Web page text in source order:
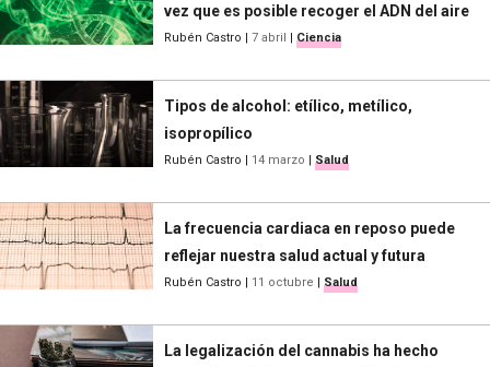
vez que es posible recoger el ADN del aire
Rubén Castro | 7 abril | Ciencia
Tipos de alcohol: etílico, metílico,
isopropílico
Rubén Castro | 14 marzo | Salud
La frecuencia cardiaca en reposo puede
reflejar nuestra salud actual y futura
Rubén Castro | 11 octubre | Salud
La legalización del cannabis ha hecho